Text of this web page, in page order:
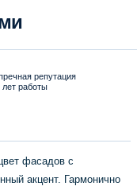
репутация
лет работы
фасадов с
акцент. Гармонично